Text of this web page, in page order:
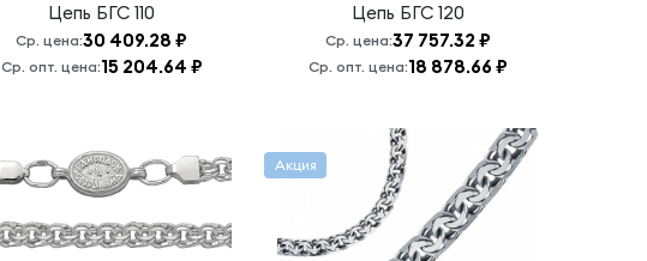
Цепь БГС 110
Ср. цена:30 409.28 ₽
Ср. опт. цена:15 204.64 ₽
Цепь БГС 120
Ср. цена:37 757.32 ₽
Ср. опт. цена:18 878.66 ₽
Акция